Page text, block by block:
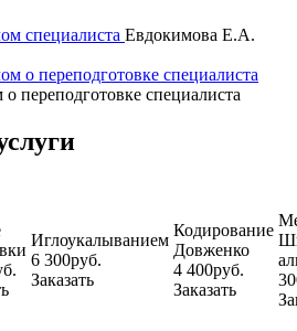
Евдокимова Е.А.
переподготовке специалиста
Иглоукалыванием
6 300руб.
Заказать
Кодирование
Довженко
4 400руб.
Заказать